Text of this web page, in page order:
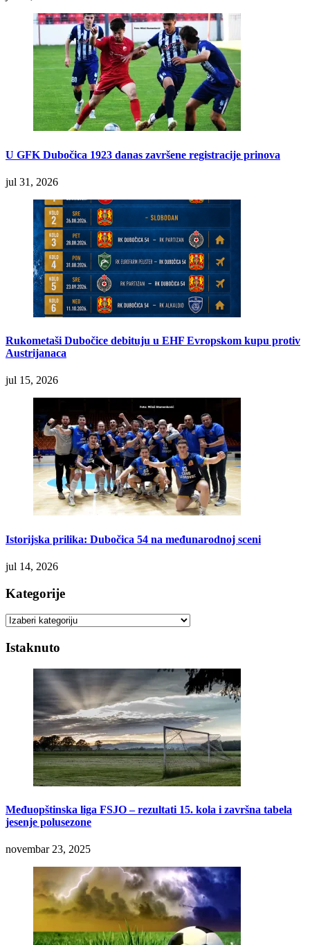
U GFK Dubočica 1923 danas završene registracije prinova
jul 31, 2026
Rukometaši Dubočice debituju u EHF Evropskom kupu protiv
Austrijanaca
jul 15, 2026
Istorijska prilika: Dubočica 54 na međunarodnoj sceni
jul 14, 2026
Kategorije
Kategorije
Istaknuto
Međuopštinska liga FSJO – rezultati 15. kola i završna tabela
jesenje polusezone
novembar 23, 2025